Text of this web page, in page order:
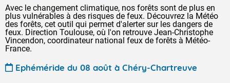
Avec le changement climatique, nos forêts sont de plus en
plus vulnérables à des risques de feux. Découvrez la Météo
des forêts, cet outil qui permet d'alerter sur les dangers de
feux. Direction Toulouse, où l'on retrouve Jean-Christophe
Vincendon, coordinateur national feux de forêts à Météo-
France.
Ephéméride du 08 août à Chéry-Chartreuve